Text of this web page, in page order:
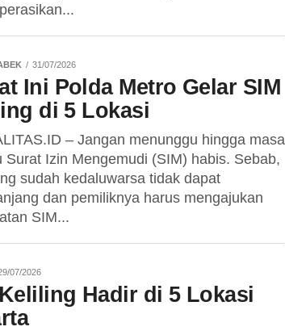
31/07/2026
Ini Polda Metro Gelar SIM
di 5 Lokasi
– Jangan menunggu hingga masa
Surat Izin Mengemudi (SIM) habis. Sebab,
sudah kedaluwarsa tidak dapat
dan pemiliknya harus mengajukan
SIM...
07/2026
Hadir di 5 Lokasi